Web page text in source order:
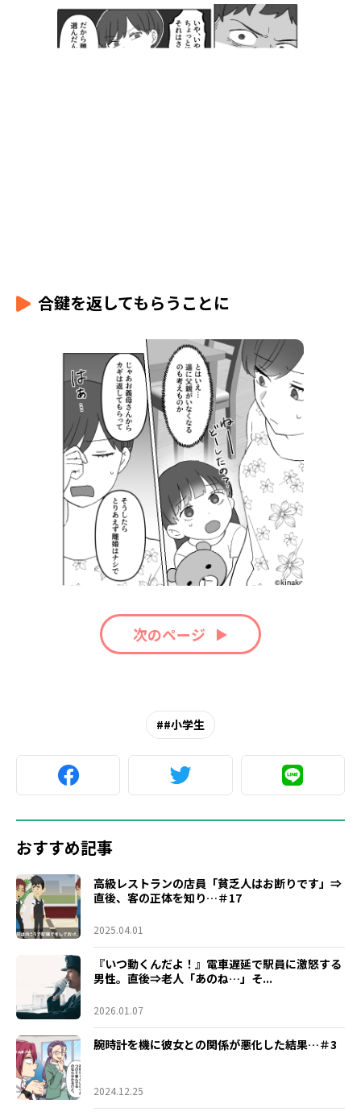
合鍵を返してもらうことに
次のページ
#小学生
おすすめ記事
高級レストランの店員「貧乏人はお断りです」⇒
直後、客の正体を知り…＃17
2025.04.01
『いつ動くんだよ！』電車遅延で駅員に激怒する
男性。直後⇒老人「あのね…」そ...
2026.01.07
腕時計を機に彼女との関係が悪化した結果…＃3
2024.12.25